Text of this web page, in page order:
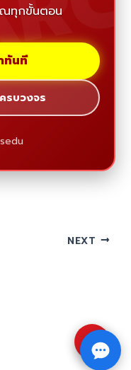
ทุกขั้นตอน
ทันที
รบวงจร
NEXT
⇧